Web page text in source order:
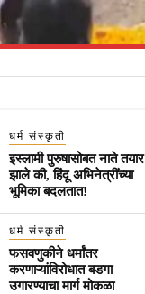
धर्म संस्कृती
इस्लामी पुरुषासोबत नाते तयार
झाले की, हिंदू अभिनेत्रींच्या
भूमिका बदलतात!
धर्म संस्कृती
फसवणुकीने धर्मांतर
करणाऱ्यांविरोधात बडगा
उगारण्याचा मार्ग मोकळा